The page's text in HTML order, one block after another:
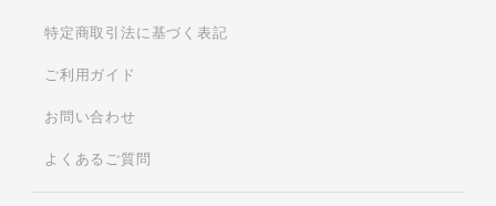
特定商取引法に基づく表記
ご利用ガイド
お問い合わせ
よくあるご質問